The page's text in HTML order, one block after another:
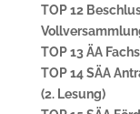
TOP 12
TOP 13 ÄA
TOP 14 SÄA
(2. Lesung)